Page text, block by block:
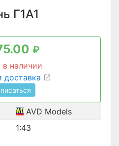
Г1А1
₽
в наличии
доставка
AVD Models
1:43